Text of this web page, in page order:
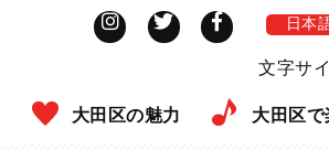
日本
文字サ
大田区の魅力 大田区で